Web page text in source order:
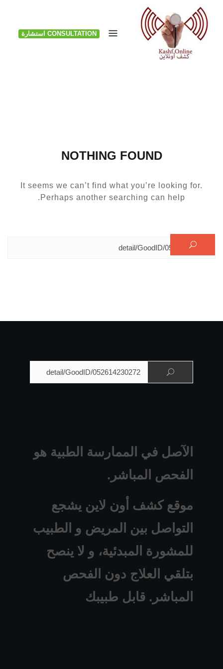
Skip
content
CONSULTATION استشارة
NOTHING FOUND
It seems we can’t find what you’re looking for.
Perhaps another searching can help.
البحث عن:
الآصل في الممارسة الطبية هو
الفحص المباشر.
موقع كشف أون لاين يشجع
التواصل بين المريض و الطبيب
للمشورة المبدئية، و لا ينصح
بتلقي العلاج دون الفحص
المباشر. قابل طبيبك